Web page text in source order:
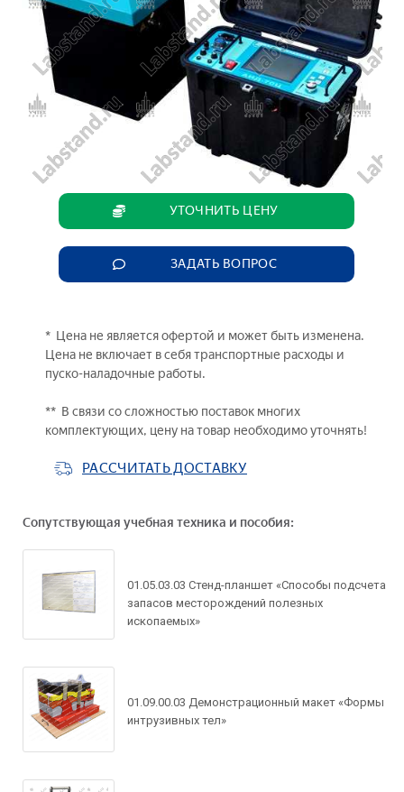
УТОЧНИТЬ ЦЕНУ
ЗАДАТЬ ВОПРОС
* Цена не является офертой и может быть изменена.
Цена не включает в себя транспортные расходы и
пуско-наладочные работы.
** В связи со сложностью поставок многих
комплектующих, цену на товар необходимо уточнять!
РАССЧИТАТЬ ДОСТАВКУ
Сопутствующая учебная техника и пособия:
01.05.03.03 Стенд-планшет «Способы подсчета
запасов месторождений полезных
ископаемых»
01.09.00.03 Демонстрационный макет «Формы
интрузивных тел»
Задать вопрос по
товару